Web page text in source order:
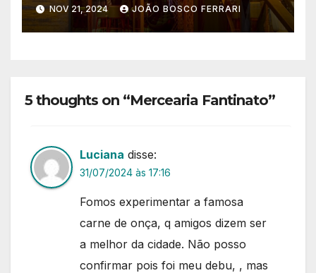
NOV 21, 2024 JOÃO BOSCO FERRARI
5 thoughts on “Mercearia Fantinato”
Luciana disse:
31/07/2024 às 17:16
Fomos experimentar a famosa
carne de onça, q amigos dizem ser
a melhor da cidade. Não posso
confirmar pois foi meu debu, , mas